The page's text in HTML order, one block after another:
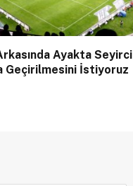
Ayakta Seyirci
Geçirilmesini İstiyoruz